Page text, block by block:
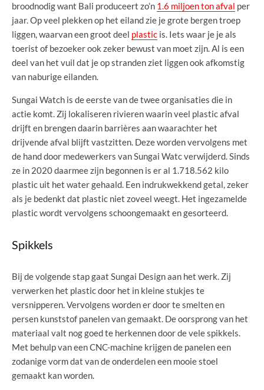
broodnodig want Bali produceert zo’n 1.6 miljoen ton afval per
jaar. Op veel plekken op het eiland zie je grote bergen troep
liggen, waarvan een groot deel plastic is. Iets waar je je als
toerist of bezoeker ook zeker bewust van moet zijn. Al is een
deel van het vuil dat je op stranden ziet liggen ook afkomstig
van naburige eilanden.
Sungai Watch is de eerste van de twee organisaties die in
actie komt. Zij lokaliseren rivieren waarin veel plastic afval
drijft en brengen daarin barrières aan waarachter het
drijvende afval blijft vastzitten. Deze worden vervolgens met
de hand door medewerkers van Sungai Watc verwijderd. Sinds
ze in 2020 daarmee zijn begonnen is er al 1.718.562 kilo
plastic uit het water gehaald. Een indrukwekkend getal, zeker
als je bedenkt dat plastic niet zoveel weegt. Het ingezamelde
plastic wordt vervolgens schoongemaakt en gesorteerd.
Spikkels
Bij de volgende stap gaat Sungai Design aan het werk. Zij
verwerken het plastic door het in kleine stukjes te
versnipperen. Vervolgens worden er door te smelten en
persen kunststof panelen van gemaakt. De oorsprong van het
materiaal valt nog goed te herkennen door de vele spikkels.
Met behulp van een CNC-machine krijgen de panelen een
zodanige vorm dat van de onderdelen een mooie stoel
gemaakt kan worden.